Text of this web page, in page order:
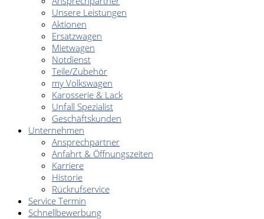
Unsere Leistungen
Aktionen
Ersatzwagen
Mietwagen
Notdienst
Teile/Zubehör
my Volkswagen
Karosserie & Lack
Unfall Spezialist
Geschäftskunden
Unternehmen
Ansprechpartner
Anfahrt & Öffnungszeiten
Karriere
Historie
Rückrufservice
Service Termin
Schnellbewerbung